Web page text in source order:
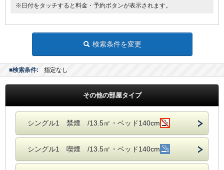
※日付をタッチすると料金・予約ボタンが表示されます。
検索条件を変更
■検索条件: 指定なし
その他の部屋タイプ
シングル1 禁煙 /13.5㎡・ベッド140cm
シングル1 喫煙 /13.5㎡・ベッド140cm